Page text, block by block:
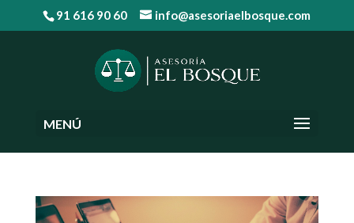
91 616 90 60 info@asesoriaelbosque.com